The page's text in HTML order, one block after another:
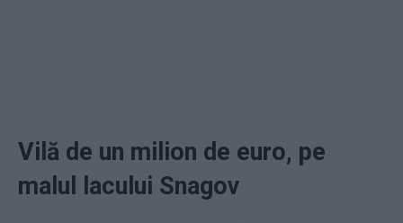
Vilă de un milion de euro, pe
malul lacului Snagov